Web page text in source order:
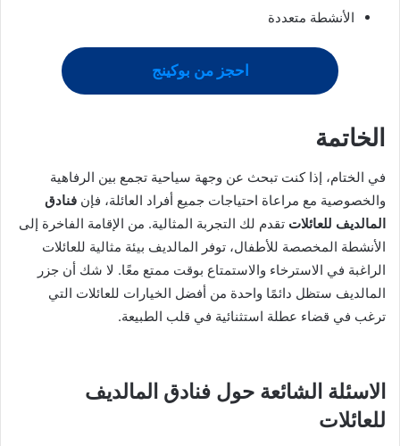
الأنشطة متعددة
احجز من بوكينج
الخاتمة
في الختام، إذا كنت تبحث عن وجهة سياحية تجمع بين الرفاهية
والخصوصية مع مراعاة احتياجات جميع أفراد العائلة، فإن فنادق
المالديف للعائلات تقدم لك التجربة المثالية. من الإقامة الفاخرة إلى
الأنشطة المخصصة للأطفال، توفر المالديف بيئة مثالية للعائلات
الراغبة في الاسترخاء والاستمتاع بوقت ممتع معًا. لا شك أن جزر
المالديف ستظل دائمًا واحدة من أفضل الخيارات للعائلات التي
ترغب في قضاء عطلة استثنائية في قلب الطبيعة.
الاسئلة الشائعة حول فنادق المالديف
للعائلات